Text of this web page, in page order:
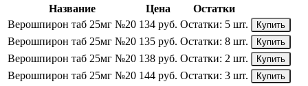
Название Цена
Остатки
Верошпирон таб 25мг №20 134 руб. Остатки: 5 шт. Купить
Верошпирон таб 25мг №20 135 руб. Остатки: 8 шт. Купить
Верошпирон таб 25мг №20 138 руб. Остатки: 2 шт. Купить
Верошпирон таб 25мг №20 144 руб. Остатки: 3 шт. Купить